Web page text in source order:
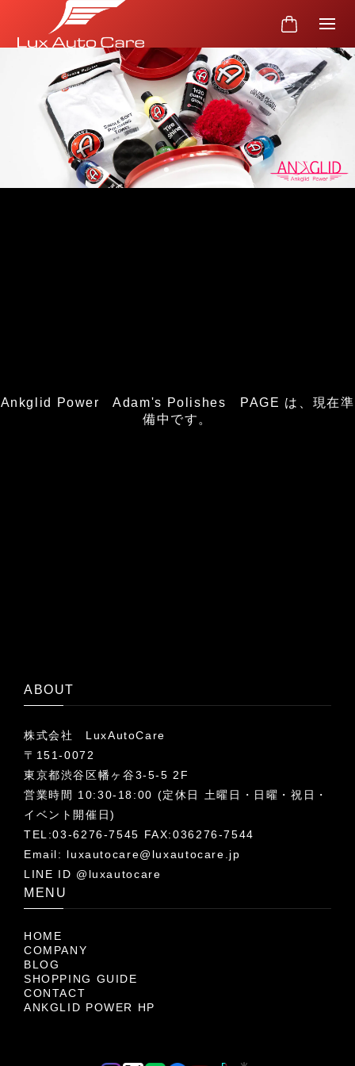
Ankglid Power Adam's Polishes PAGE は、現在準
備中です。
ABOUT
株式会社 LuxAutoCare
〒151-0072
東京都渋谷区幡ヶ谷3-5-5 2F
営業時間 10:30-18:00 (定休日 土曜日・日曜・祝日・
イベント開催日)
TEL:03-6276-7545 FAX:036276-7544
Email: luxautocare@luxautocare.jp
LINE ID @luxautocare
MENU
HOME
COMPANY
BLOG
SHOPPING GUIDE
CONTACT
ANKGLID POWER HP